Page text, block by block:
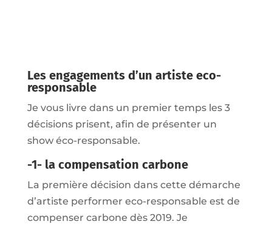
Les engagements d’un artiste eco-
responsable
Je vous livre dans un premier temps les 3
décisions prisent, afin de présenter un
show éco-responsable.
-1- la compensation carbone
La première décision dans cette démarche
d’artiste performer eco-responsable est de
compenser carbone dès 2019. Je